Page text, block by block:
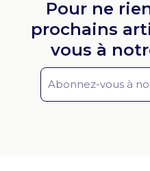
Pour ne
prochains
vous à